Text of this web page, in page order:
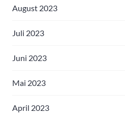
August 2023
Juli 2023
Juni 2023
Mai 2023
April 2023